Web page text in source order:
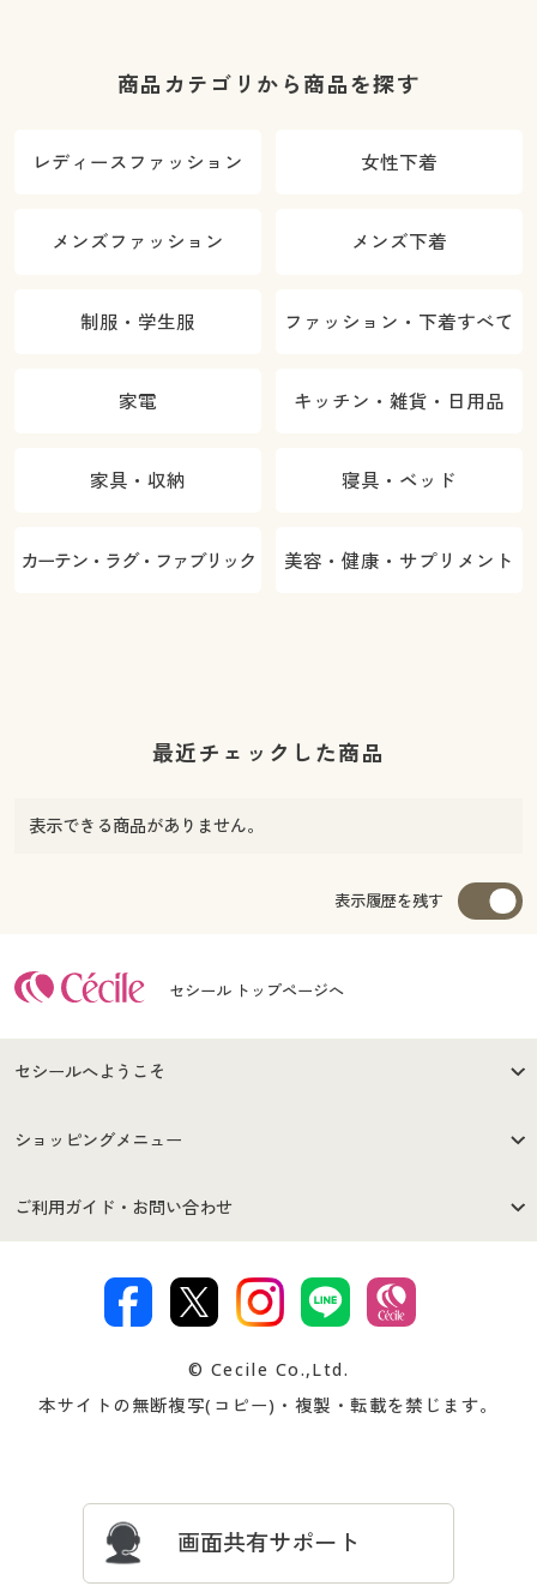
商品カテゴリから商品を探す
レディースファッション 女性下着
メンズファッション メンズ下着
制服・学生服 ファッション・下着すべて
家電 キッチン・雑貨・日用品
家具・収納 寝具・ベッド
カーテン・ラグ・ファブリック 美容・健康・サプリメント
最近チェックした商品
表示できる商品がありません。
表示履歴を残す
セシール トップページへ
セシールへようこそ
はじめての方へ
セシールご利用規約
著作権・商標について 会社案内
ショッピングメニュー
商品カテゴリ
プレゼント＆キャンペーン サイトマップ
ご利用ガイド・お問い合わせ
交換・返品は お支払は
ついて
忘れの場合
© Cecile Co.,Ltd.
本サイトの無断複写(コピー)・複製・転載を禁じます。
画面共有サポート